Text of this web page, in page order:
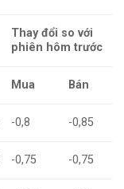
Thay đổi so với
phiên hôm trước
Mua Bán
-0,8 -0,85
-0,75 -0,75